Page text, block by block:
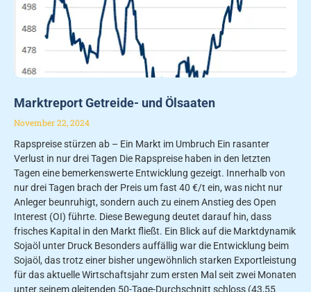
Marktreport Getreide- und Ölsaaten
November 22, 2024
Rapspreise stürzen ab – Ein Markt im Umbruch Ein rasanter
Verlust in nur drei Tagen Die Rapspreise haben in den letzten
Tagen eine bemerkenswerte Entwicklung gezeigt. Innerhalb von
nur drei Tagen brach der Preis um fast 40 €/t ein, was nicht nur
Anleger beunruhigt, sondern auch zu einem Anstieg des Open
Interest (OI) führte. Diese Bewegung deutet darauf hin, dass
frisches Kapital in den Markt fließt. Ein Blick auf die Marktdynamik
Sojaöl unter Druck Besonders auffällig war die Entwicklung beim
Sojaöl, das trotz einer bisher ungewöhnlich starken Exportleistung
für das aktuelle Wirtschaftsjahr zum ersten Mal seit zwei Monaten
unter seinem gleitenden 50-Tage-Durchschnitt schloss (43,55